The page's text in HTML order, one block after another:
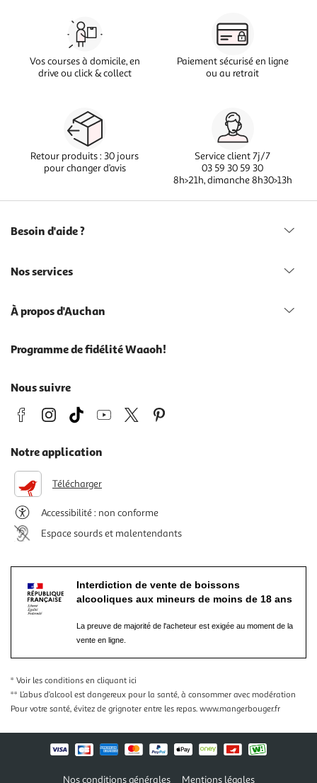
Vos courses à domicile, en
drive ou click & collect
Paiement sécurisé en ligne
ou au retrait
Retour produits : 30 jours
pour changer d’avis
Service client 7j/7
03 59 30 59 30
8h>21h, dimanche 8h30>13h
Besoin d'aide ?
Nos services
À propos d'Auchan
Programme de fidélité Waaoh!
Nous suivre
Notre application
Télécharger
Accessibilité : non conforme
Espace sourds et malentendants
Interdiction de vente de boissons
alcooliques aux mineurs de moins de 18 ans
La preuve de majorité de l'acheteur est exigée au moment de la
vente en ligne.
* Voir les conditions en cliquant ici
** L’abus d’alcool est dangereux pour la santé, à consommer avec modération
Pour votre santé, évitez de grignoter entre les repas. www.mangerbouger.fr
Nos conditions générales Mentions légales